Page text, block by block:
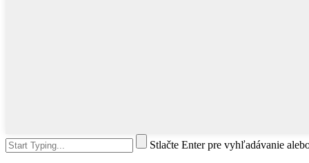
Stlačte Enter pre vyhľadávanie